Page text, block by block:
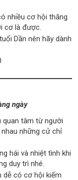
nhiều cơ hội thăng
cơ là được.
Dần nên hãy dành
ngày
quan tâm từ người
nhau những cử chỉ
hái và nhiệt tình khi
duy trì nhé.
dễ có cơ hội kiếm